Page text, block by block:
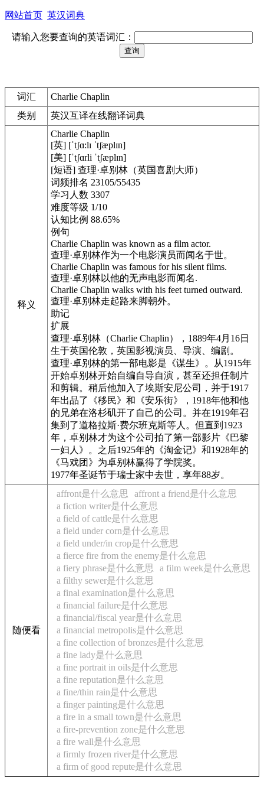
网站首页 英汉词典
请输入您要查询的英语词汇：
词汇
Charlie Chaplin
类别
英汉互译在线翻译词典
释义
Charlie Chaplin
[英] [ˈtʃɑ:lɪ ˈtʃæplɪn]
[美] [ˈtʃɑrli ˈtʃæplɪn]
[短语] 查理·卓别林（英国喜剧大师）
词频排名 23105/55435
学习人数 3307
难度等级 1/10
认知比例 88.65%
例句
Charlie Chaplin was known as a film actor.
查理·卓别林作为一个电影演员而闻名于世。
Charlie Chaplin was famous for his silent films.
查理·卓别林以他的无声电影而闻名.
Charlie Chaplin walks with his feet turned outward.
查理·卓别林走起路来脚朝外。
助记
扩展
查理·卓别林（Charlie Chaplin），1889年4月16日
生于英国伦敦，英国影视演员、导演、编剧。
查理·卓别林的第一部电影是《谋生》。从1915年
开始卓别林开始自编自导自演，甚至还担任制片
和剪辑。稍后他加入了埃斯安尼公司，并于1917
年出品了《移民》和《安乐街》，1918年他和他
的兄弟在洛杉矶开了自己的公司。并在1919年召
集到了道格拉斯·费尔班克斯等人。但直到1923
年，卓别林才为这个公司拍了第一部影片《巴黎
一妇人》。之后1925年的《淘金记》和1928年的
《马戏团》为卓别林赢得了学院奖。
1977年圣诞节于瑞士家中去世，享年88岁。
随便看
affront是什么意思
affront a friend是什么意思
a fiction writer是什么意思
a field of cattle是什么意思
a field under corn是什么意思
a field under/in crop是什么意思
a fierce fire from the enemy是什么意思
a fiery phrase是什么意思
a film week是什么意思
a filthy sewer是什么意思
a final examination是什么意思
a financial failure是什么意思
a financial/fiscal year是什么意思
a financial metropolis是什么意思
a fine collection of bronzes是什么意思
a fine lady是什么意思
a fine portrait in oils是什么意思
a fine reputation是什么意思
a fine/thin rain是什么意思
a finger painting是什么意思
a fire in a small town是什么意思
a fire-prevention zone是什么意思
a fire wall是什么意思
a firmly frozen river是什么意思
a firm of good repute是什么意思